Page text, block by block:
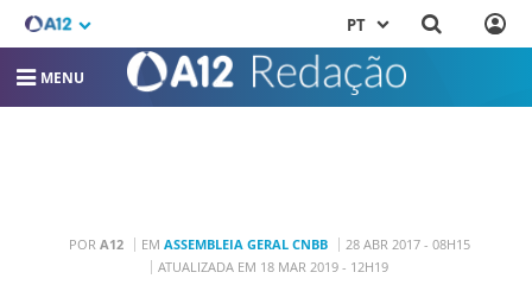
PT
MENU
POR A12 EM ASSEMBLEIA GERAL CNBB
28 ABR 2017 - 08H15
ATUALIZADA EM 18 MAR 2019 - 12H19